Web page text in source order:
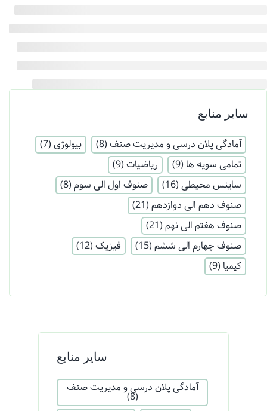
سایر منابع
آمادگی پلان درسی و مدیریت صنف (8) بیولوژی (7)
تمامی سویه ها (9) ریاضیات (9)
ساینس محیطی (16) صنوف اول الی سوم (8)
صنوف دهم الی دوازدهم (21)
صنوف هفتم الی نهم (21)
صنوف چهارم الی ششم (15) فیزیک (12)
کیمیا (9)
سایر منابع
آمادگی پلان درسی و مدیریت صنف
(8)